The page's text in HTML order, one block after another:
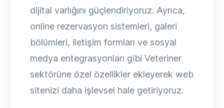
dijital varlığını güçlendiriyoruz. Ayrıca,
online rezervasyon sistemleri, galeri
bölümleri, iletişim formları ve sosyal
medya entegrasyonları gibi Veteriner
sektörüne özel özellikler ekleyerek web
sitenizi daha işlevsel hale getiriyoruz.